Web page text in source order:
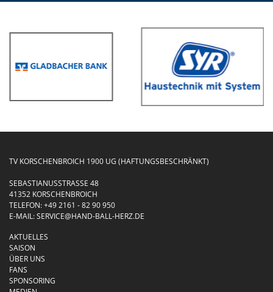
TV KORSCHENBROICH 1900 UG (HAFTUNGSBESCHRÄNKT)
SEBASTIANUSSTRASSE 48
41352 KORSCHENBROICH
TELEFON:+49 2161 - 82 90 950
E-MAIL:SERVICE@HAND-BALL-HERZ.DE
AKTUELLES
SAISON
ÜBER UNS
FANS
SPONSORING